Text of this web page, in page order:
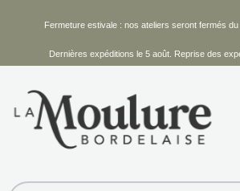
Fermeture estivale : nos ateliers seront fermés du
Dernières expéditions le 5 août. Reprise des